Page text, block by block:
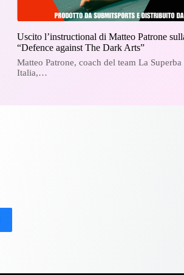
Uscito l’instructional di Matteo Patrone
“Defence against The Dark Arts”
Matteo Patrone, coach del team La
Italia,…